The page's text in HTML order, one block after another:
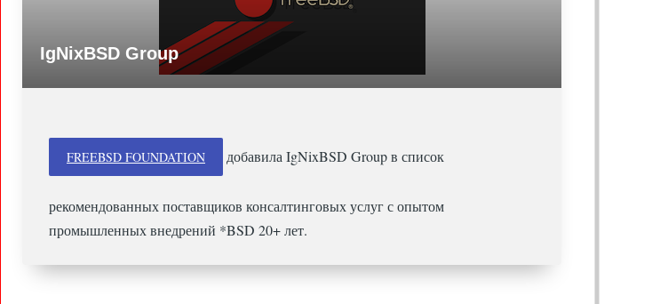
IgNixBSD Group
FREEBSD FOUNDATION добавила IgNixBSD Group в список
рекомендованных поставщиков консалтинговых услуг с опытом
промышленных внедрений *BSD 20+ лет.